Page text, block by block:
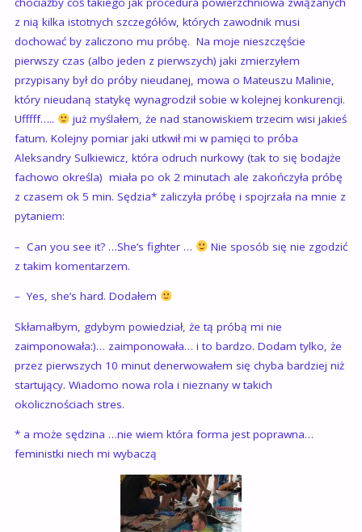
z nią kilka istotnych szczegółów, których zawodnik musi
dochować by zaliczono mu próbę. Na moje nieszczęście
pierwszy czas (albo jeden z pierwszych) jaki zmierzyłem
przypisany był do próby nieudanej, mowa o Mateuszu Malinie,
który nieudaną statykę wynagrodził sobie w kolejnej konkurencji.
Ufffff…..
już myślałem, że nad stanowiskiem trzecim wisi jakieś
fatum. Kolejny pomiar jaki utkwił mi w pamięci to próba
Aleksandry Sulkiewicz, która odruch nurkowy (tak to się bodajże
fachowo określa) miała po ok 2 minutach ale zakończyła próbę
z czasem ok 5 min. Sędzia* zaliczyła próbę i spojrzała na mnie z
pytaniem:
– Can you see it? …She’s fighter …
Nie sposób się nie zgodzić
z takim komentarzem.
– Yes, she’s hard. Dodałem
Skłamałbym, gdybym powiedział, że tą próbą mi nie
zaimponowała:)… zaimponowała… i to bardzo. Dodam tylko, że
przez pierwszych 10 minut denerwowałem się chyba bardziej niż
startujący. Wiadomo nowa rola i nieznany w takich
okolicznościach stres.
* a może sędzina …nie wiem która forma jest poprawna…
feministki niech mi wybaczą